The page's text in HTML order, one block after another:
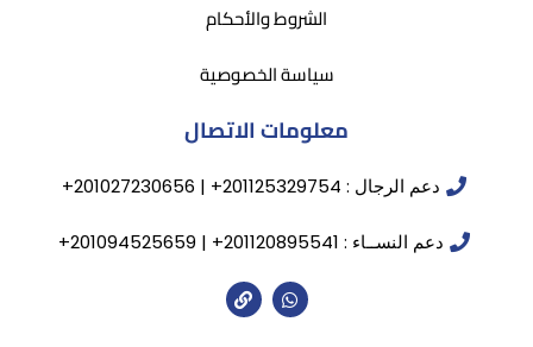
الشروط والأحكام
سياسة الخصوصية
معلومات الاتصال
دعم الرجال : 201125329754+ | 201027230656+
دعم النســاء : 201120895541+ | 201094525659+